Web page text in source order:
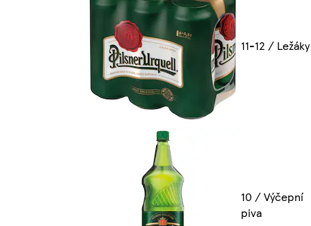
11-12 / Ležáky
10 / Výčepní
piva